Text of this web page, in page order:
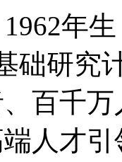
年
础研
百千
人才